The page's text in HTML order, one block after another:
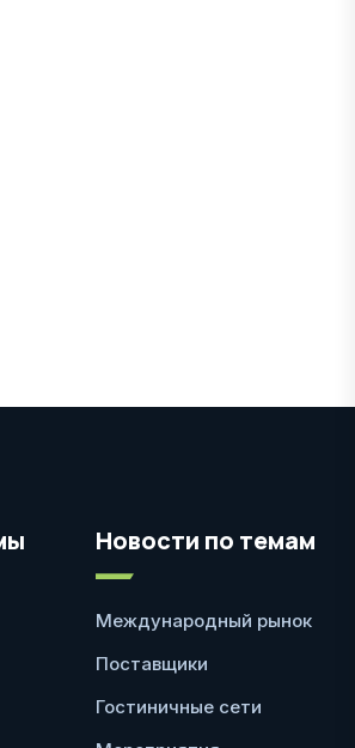
Новости по темам
Международный рынок
Поставщики
Гостиничные сети